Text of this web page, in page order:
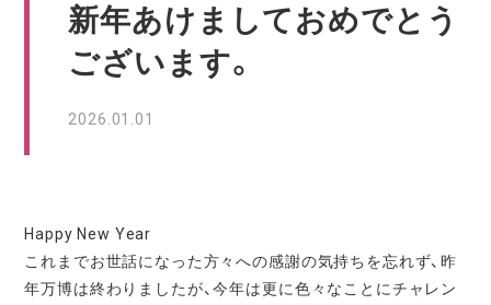
新年あけましておめでとう
ございます。
2026.01.01
Happy New Year
これまでお世話になった方々への感謝の気持ちを忘れず、昨
年万博は終わりましたが、今年は更に色々なことにチャレン